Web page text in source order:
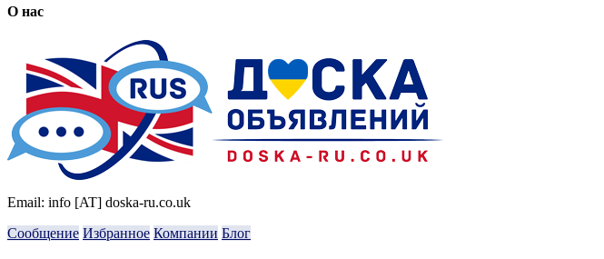
О нас
Email: info [AT] doska-ru.co.uk
Сообщение Избранное Компании Блог